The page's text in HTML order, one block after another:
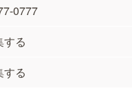
0777
する
する